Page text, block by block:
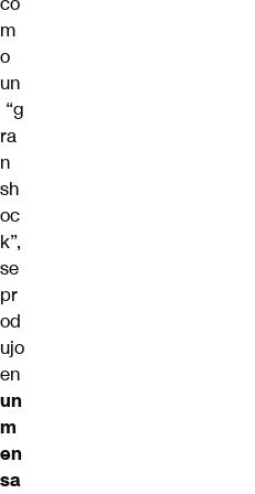
m
o
un
“g
ra
n
sh
oc
k”,
se
pr
od
ujo
en
un
m
en
sa